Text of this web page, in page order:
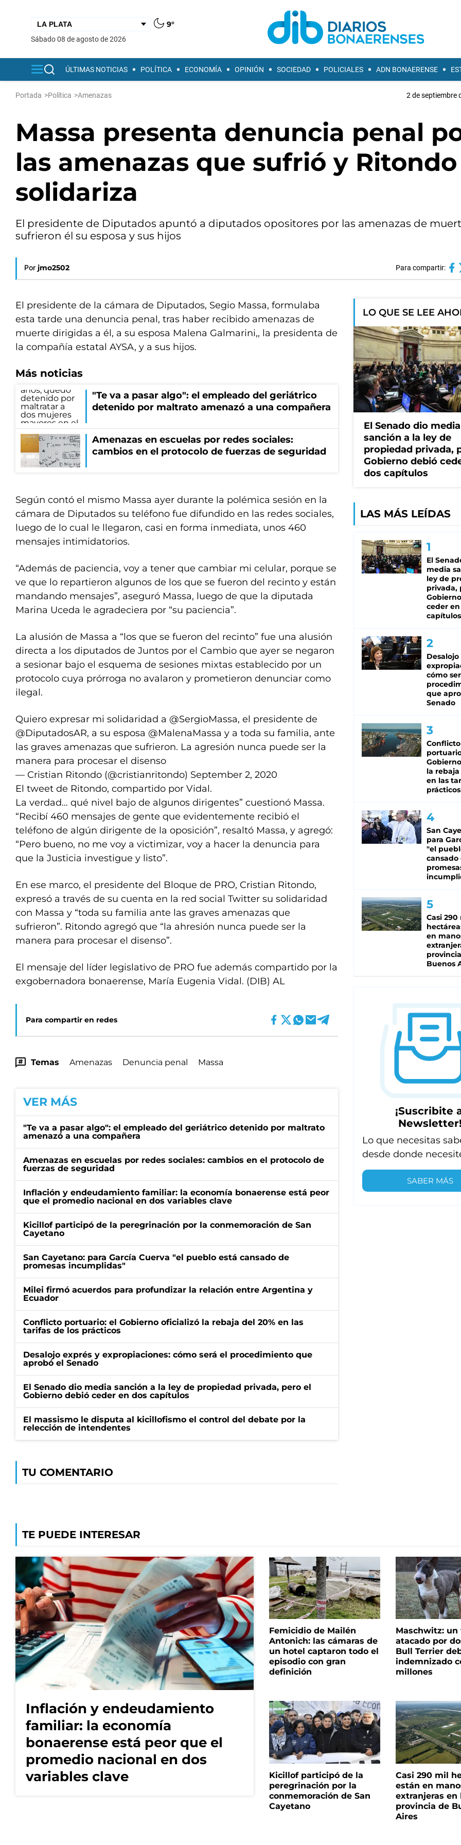
9°
sábado 08 de agosto de 2026
ÚLTIMAS NOTICIAS POLÍTICA ECONOMÍA OPINIÓN SOCIEDAD POLICIALES ADN BONAERENSE
Portada >Política >Amenazas 2 de septiembre
Massa presenta denuncia penal
las amenazas que sufrió y Ritondo
solidariza
El presidente de Diputados apuntó a diputados opositores por las amenazas de
sufrieron él su esposa y sus hijos
Por jmo2502 Para compartir:
El presidente de la cámara de Diputados, Segio Massa, formulaba
esta tarde una denuncia penal, tras haber recibido amenazas de
muerte dirigidas a él, a su esposa Malena Galmarini,, la presidenta de
la compañía estatal AYSA, y a sus hijos.
Más noticias
"Te va a pasar algo": el empleado del geriátrico
detenido por maltrato amenazó a una compañera
Amenazas en escuelas por redes sociales:
cambios en el protocolo de fuerzas de seguridad
Según contó el mismo Massa ayer durante la polémica sesión en la
cámara de Diputados su teléfono fue difundido en las redes sociales,
luego de lo cual le llegaron, casi en forma inmediata, unos 460
mensajes intimidatorios.
“Además de paciencia, voy a tener que cambiar mi celular, porque se
ve que lo repartieron algunos de los que se fueron del recinto y están
mandando mensajes”, aseguró Massa, luego de que la diputada
Marina Uceda le agradeciera por “su paciencia”.
La alusión de Massa a “los que se fueron del recinto” fue una alusión
directa a los diputados de Juntos por el Cambio que ayer se negaron
a sesionar bajo el esquema de sesiones mixtas establecido por un
protocolo cuya prórroga no avalaron y prometieron denunciar como
ilegal.
Quiero expresar mi solidaridad a @SergioMassa, el presidente de
@DiputadosAR, a su esposa @MalenaMassa y a toda su familia, ante
las graves amenazas que sufrieron. La agresión nunca puede ser la
manera para procesar el disenso
— Cristian Ritondo (@cristianritondo) September 2, 2020
El tweet de Ritondo, compartido por Vidal.
La verdad… qué nivel bajo de algunos dirigentes” cuestionó Massa.
“Recibí 460 mensajes de gente que evidentemente recibió el
teléfono de algún dirigente de la oposición”, resaltó Massa, y agregó:
“Pero bueno, no me voy a victimizar, voy a hacer la denuncia para
que la Justicia investigue y listo”.
En ese marco, el presidente del Bloque de PRO, Cristian Ritondo,
expresó a través de su cuenta en la red social Twitter su solidaridad
con Massa y “toda su familia ante las graves amenazas que
sufrieron”. Ritondo agregó que “la ahresión nunca puede ser la
manera para procesar el disenso”.
El mensaje del líder legislativo de PRO fue además compartido por la
exgobernadora bonaerense, María Eugenia Vidal. (DIB) AL
Para compartir en redes
Temas Amenazas Denuncia penal Massa
VER MÁS
"Te va a pasar algo": el empleado del geriátrico detenido por maltrato
amenazó a una compañera
Amenazas en escuelas por redes sociales: cambios en el protocolo de
fuerzas de seguridad
Inflación y endeudamiento familiar: la economía bonaerense está peor
que el promedio nacional en dos variables clave
Kicillof participó de la peregrinación por la conmemoración de San
Cayetano
San Cayetano: para García Cuerva "el pueblo está cansado de
promesas incumplidas"
Milei firmó acuerdos para profundizar la relación entre Argentina y
Ecuador
Conflicto portuario: el Gobierno oficializó la rebaja del 20% en las
tarifas de los prácticos
Desalojo exprés y expropiaciones: cómo será el procedimiento que
aprobó el Senado
El Senado dio media sanción a la ley de propiedad privada, pero el
Gobierno debió ceder en dos capítulos
El massismo le disputa al kicillofismo el control del debate por la
relección de intendentes
TU COMENTARIO
LO QUE SE LEE
El Senado dio media
sanción a la ley de
propiedad privada,
Gobierno debió
dos capítulos
LAS MÁS LEÍDAS
El
media
ley de
privada,
ceder
capítulos
cómo
que
Senado
Conflicto
la rebaja
en las
prácticos
San
para
"el
cansado
Casi 290
en
Buenos
¡Suscribite
Lo que necesitas
desde donde
SABER MÁS
TE PUEDE INTERESAR
Inflación y endeudamiento
familiar: la economía
bonaerense está peor que el
promedio nacional en dos
variables clave
Femicidio de Mailén
Antonich: las cámaras de
un hotel captaron todo el
episodio con gran
definición
Maschwitz: un
atacado por
Bull Terrier
indemnizado
millones
Kicillof participó de la
peregrinación por la
conmemoración de San
Cayetano
Casi 290 mil
están en
extranjeras en
provincia de
Aires